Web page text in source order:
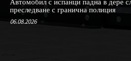
Автомобил с испанци падна в дере
преследване с гранична полиция
06.08.2026